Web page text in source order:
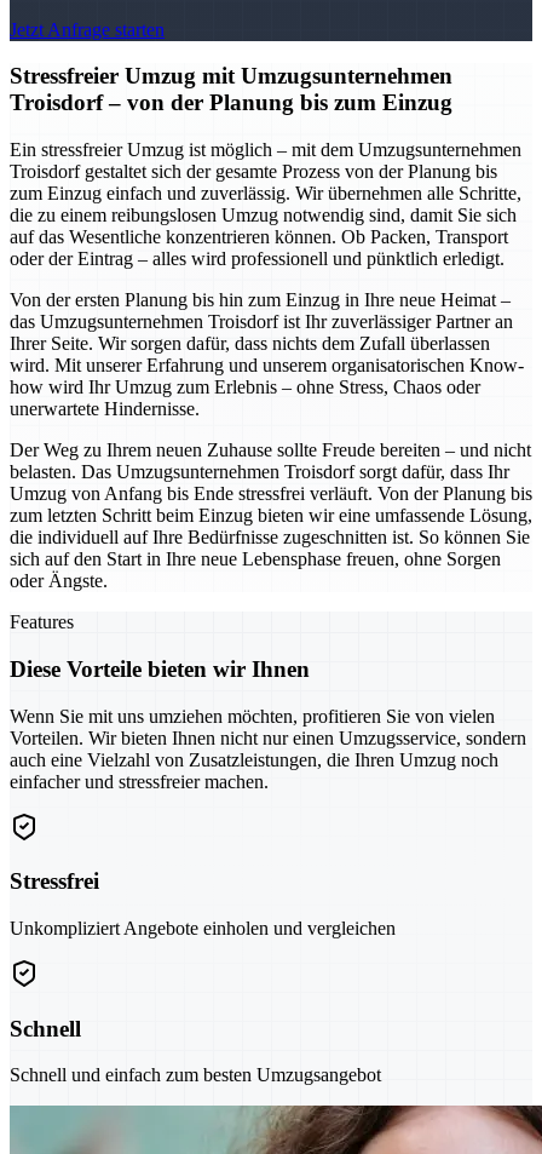
Jetzt Anfrage starten
Stressfreier Umzug mit Umzugsunternehmen
Troisdorf – von der Planung bis zum Einzug
Ein stressfreier Umzug ist möglich – mit dem Umzugsunternehmen
Troisdorf gestaltet sich der gesamte Prozess von der Planung bis
zum Einzug einfach und zuverlässig. Wir übernehmen alle Schritte,
die zu einem reibungslosen Umzug notwendig sind, damit Sie sich
auf das Wesentliche konzentrieren können. Ob Packen, Transport
oder der Eintrag – alles wird professionell und pünktlich erledigt.
Von der ersten Planung bis hin zum Einzug in Ihre neue Heimat –
das Umzugsunternehmen Troisdorf ist Ihr zuverlässiger Partner an
Ihrer Seite. Wir sorgen dafür, dass nichts dem Zufall überlassen
wird. Mit unserer Erfahrung und unserem organisatorischen Know-
how wird Ihr Umzug zum Erlebnis – ohne Stress, Chaos oder
unerwartete Hindernisse.
Der Weg zu Ihrem neuen Zuhause sollte Freude bereiten – und nicht
belasten. Das Umzugsunternehmen Troisdorf sorgt dafür, dass Ihr
Umzug von Anfang bis Ende stressfrei verläuft. Von der Planung bis
zum letzten Schritt beim Einzug bieten wir eine umfassende Lösung,
die individuell auf Ihre Bedürfnisse zugeschnitten ist. So können Sie
sich auf den Start in Ihre neue Lebensphase freuen, ohne Sorgen
oder Ängste.
Features
Diese Vorteile bieten wir Ihnen
Wenn Sie mit uns umziehen möchten, profitieren Sie von vielen
Vorteilen. Wir bieten Ihnen nicht nur einen Umzugsservice, sondern
auch eine Vielzahl von Zusatzleistungen, die Ihren Umzug noch
einfacher und stressfreier machen.
Stressfrei
Unkompliziert Angebote einholen und vergleichen
Schnell
Schnell und einfach zum besten Umzugsangebot